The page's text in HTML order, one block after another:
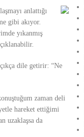
anlattığı
gibi akıyor.
yıkanmış
.
dile getirir: “Ne
zaman deli
hareket ettiğimi
uzaklaşsa da